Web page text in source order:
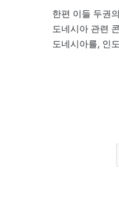
한편 이들 두권
도네시아 관련
도네시아를, 인